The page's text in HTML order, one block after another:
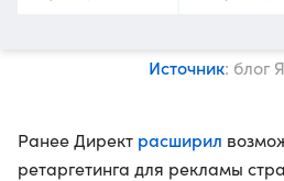
Источник: блог
Ранее Директ расширил
ретаргетинга для рекламы